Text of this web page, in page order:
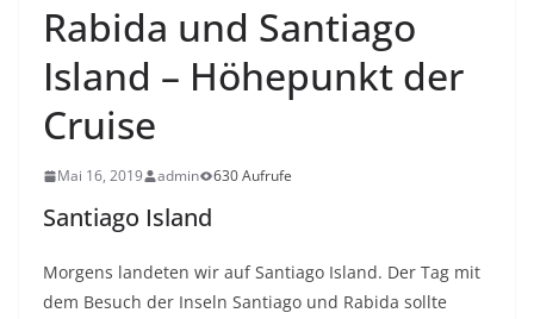
Rabida und Santiago
Island – Höhepunkt der
Cruise
Mai 16, 2019 admin 630 Aufrufe
Santiago Island
Morgens landeten wir auf Santiago Island. Der Tag mit
dem Besuch der Inseln Santiago und Rabida sollte